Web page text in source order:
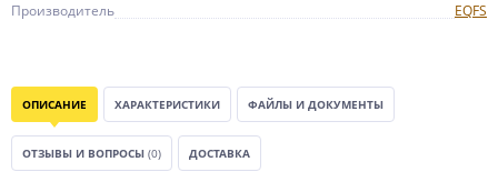
Производитель EQFS
ОПИСАНИЕ ХАРАКТЕРИСТИКИ ФАЙЛЫ И ДОКУМЕНТЫ
ОТЗЫВЫ И ВОПРОСЫ (0) ДОСТАВКА